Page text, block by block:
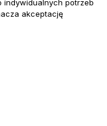
indywidualnych potrzeb
akceptację